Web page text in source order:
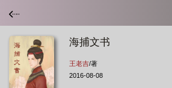
海捕文书
王老吉/著
2016-08-08